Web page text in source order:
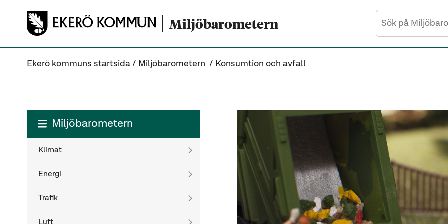
Miljöbarometern
Ekerö kommuns startsida / Miljöbarometern / Konsumtion och avfall
Miljöbarometern
Klimat
Energi
Trafik
Luft